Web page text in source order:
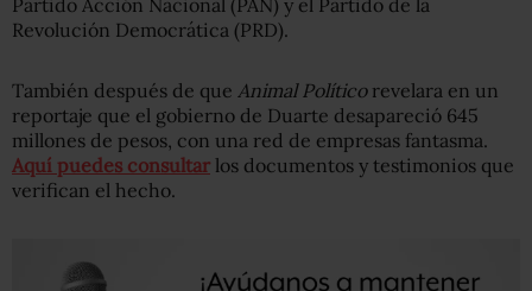
Partido Acción Nacional (PAN) y el Partido de la
Revolución Democrática (PRD).
También después de que Animal Político revelara en un
reportaje que el gobierno de Duarte desapareció 645
millones de pesos, con una red de empresas fantasma.
Aquí puedes consultar los documentos y testimonios que
verifican el hecho.